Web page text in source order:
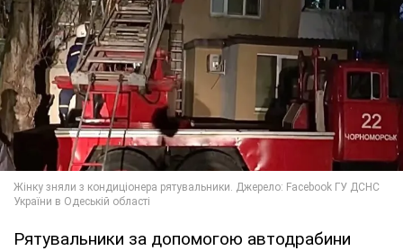
Рятувальники за допомогою автодрабини